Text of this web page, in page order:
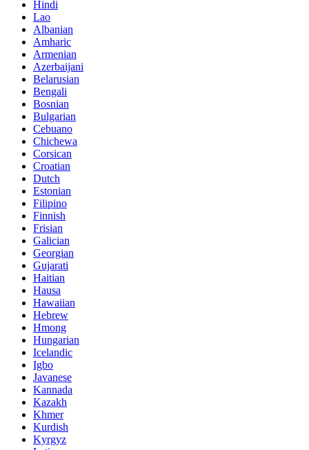
Hindi
Lao
Albanian
Amharic
Armenian
Azerbaijani
Belarusian
Bengali
Bosnian
Bulgarian
Cebuano
Chichewa
Corsican
Croatian
Dutch
Estonian
Filipino
Finnish
Frisian
Galician
Georgian
Gujarati
Haitian
Hausa
Hawaiian
Hebrew
Hmong
Hungarian
Icelandic
Igbo
Javanese
Kannada
Kazakh
Khmer
Kurdish
Kyrgyz